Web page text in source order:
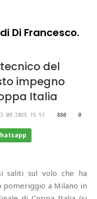
Di Francesco.
del
impegno
Italia
15:51 880 0
saliti sul volo che ha
a Milano in